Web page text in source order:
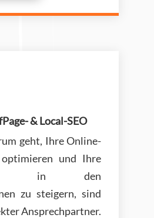
& Local-SEO
geht, Ihre Online-
optimieren und Ihre
in den
zu steigern, sind
Ansprechpartner.